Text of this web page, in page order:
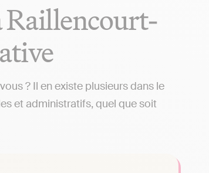
Raillencourt-
? Il en existe plusieurs dans le
et administratifs, quel que soit